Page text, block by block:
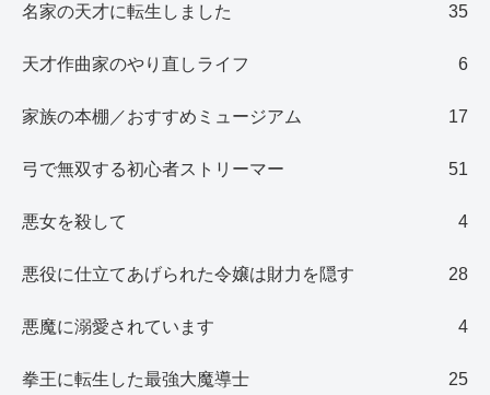
名家の天才に転生しました 35
天才作曲家のやり直しライフ 6
家族の本棚／おすすめミュージアム 17
弓で無双する初心者ストリーマー 51
悪女を殺して 4
悪役に仕立てあげられた令嬢は財力を隠す 28
悪魔に溺愛されています 4
拳王に転生した最強大魔導士 25